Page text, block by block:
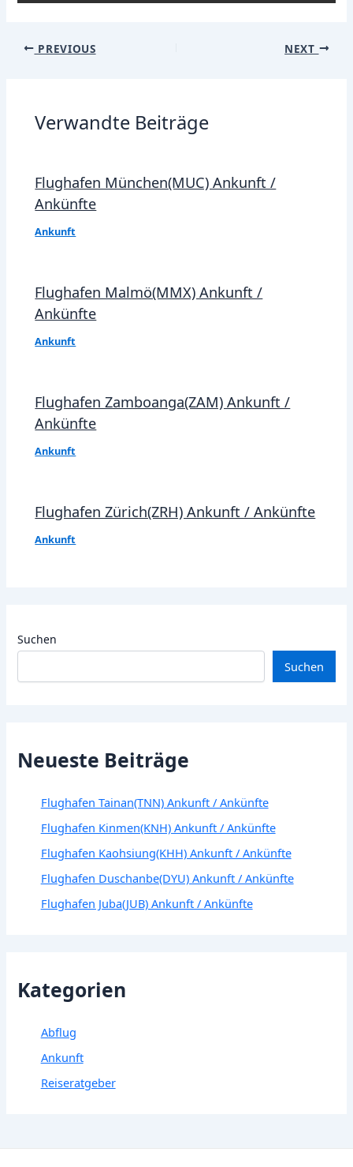
Post
PREVIOUS NEXT
Verwandte Beiträge
Flughafen München(MUC) Ankunft /
Ankünfte
Ankunft
Flughafen Malmö(MMX) Ankunft /
Ankünfte
Ankunft
Flughafen Zamboanga(ZAM) Ankunft /
Ankünfte
Ankunft
Flughafen Zürich(ZRH) Ankunft / Ankünfte
Ankunft
Suchen
Suchen
Neueste Beiträge
Flughafen Tainan(TNN) Ankunft / Ankünfte
Flughafen Kinmen(KNH) Ankunft / Ankünfte
Flughafen Kaohsiung(KHH) Ankunft / Ankünfte
Flughafen Duschanbe(DYU) Ankunft / Ankünfte
Flughafen Juba(JUB) Ankunft / Ankünfte
Kategorien
Abflug
Ankunft
Reiseratgeber